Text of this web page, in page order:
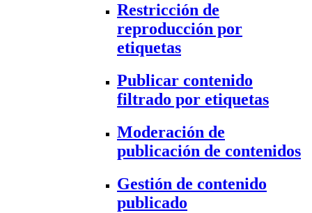
Restricción de
reproducción por
etiquetas
Publicar contenido
filtrado por etiquetas
Moderación de
publicación de contenidos
Gestión de contenido
publicado